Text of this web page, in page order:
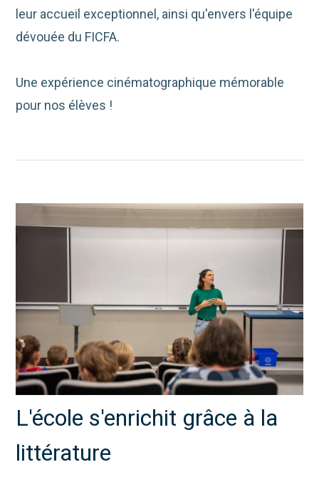
leur accueil exceptionnel, ainsi qu'envers l'équipe
dévouée du FICFA.
Une expérience cinématographique mémorable
pour nos élèves !
L'école s'enrichit grâce à la
littérature